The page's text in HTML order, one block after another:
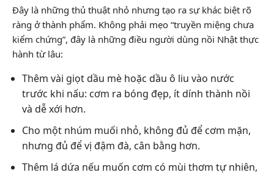
Đây là những thủ thuật nhỏ nhưng tạo ra sự khác biệt rõ
ràng ở thành phẩm. Không phải mẹo “truyền miệng chưa
kiểm chứng”, đây là những điều người dùng nồi Nhật thực
hành từ lâu:
Thêm vài giọt dầu mè hoặc dầu ô liu vào nước
trước khi nấu: cơm ra bóng đẹp, ít dính thành nồi
và dễ xới hơn.
Cho một nhúm muối nhỏ, không đủ để cơm mặn,
nhưng đủ để vị đậm đà, cân bằng hơn.
Thêm lá dứa nếu muốn cơm có mùi thơm tự nhiên,